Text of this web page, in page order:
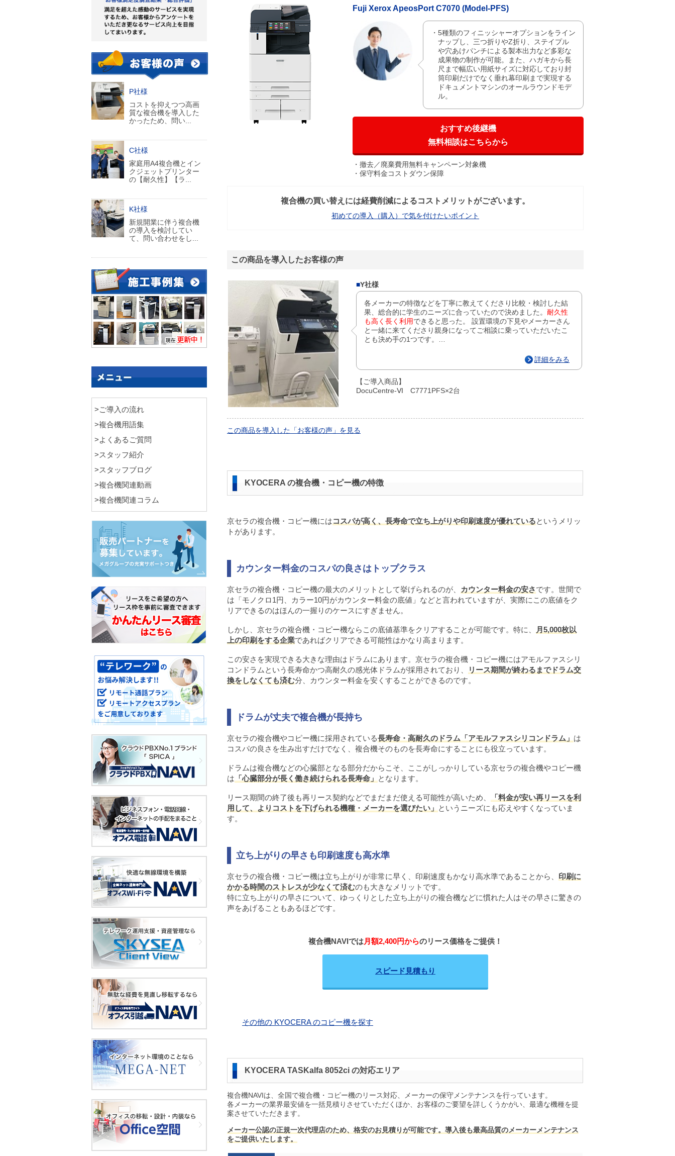
Fuji Xerox ApeosPort C7070 (Model-PFS)
5種類のフィニッシャーオプションをライン
ナップし、三つ折りやZ折り、ステイプル
や穴あけパンチによる製本出力など多彩な
成果物の制作が可能。また、ハガキから長
尺まで幅広い用紙サイズに対応しており封
筒印刷だけでなく垂れ幕印刷まで実現する
ドキュメントマシンのオールラウンドモデ
ル。
おすすめ後継機
無料相談はこちらから
撤去／廃棄費用無料キャンペーン対象機
保守料金コストダウン保障
複合機の買い替えには経費削減によるコストメリットがございます。
初めての導入（購入）で気を付けたいポイント
この商品を導入したお客様の声
■Y社様
各メーカーの特徴などを丁寧に教えてくださり比較・検討した結
果、総合的に学生のニーズに合っていたので決めました。 耐久性
も高く長く利用 できると思った。 設置環境の下見やメーカーさん
と一緒に来てくださり親身になってご相談に乗っていただいたこ
とも決め手の1つです。…
詳細をみる
【ご導入商品】
DocuCentre-Ⅵ C7771PFS×2台
この商品を導入した「お客様の声」を見る
KYOCERA の複合機・コピー機の特徴
京セラの複合機・コピー機にはコスパが高く、長寿命で立ち上がりや印刷速度が優れているというメリッ
トがあります。
カウンター料金のコスパの良さはトップクラス
京セラの複合機・コピー機の最大のメリットとして挙げられるのが、 カウンター料金の安さです。世間で
は「モノクロ1円、カラー10円がカウンター料金の底値」などと言われていますが、実際にこの底値をク
リアできるのはほんの一握りのケースにすぎません。
しかし、京セラの複合機・コピー機ならこの底値基準をクリアすることが可能です。特に、
月5,000枚以
上の印刷をする企業であればクリアできる可能性はかなり高まります。
この安さを実現できる大きな理由はドラムにあります。京セラの複合機・コピー機にはアモルファスシリ
コンドラムという長寿命かつ高耐久の感光体ドラムが採用されており、
リース期間が終わるまでドラム交
換をしなくても済む分、カウンター料金を安くすることができるのです。
ドラムが丈夫で複合機が長持ち
京セラの複合機やコピー機に採用されている長寿命・高耐久のドラム「アモルファスシリコンドラム」 は
コスパの良さを生み出すだけでなく、複合機そのものを長寿命にすることにも役立っています。
ドラムは複合機などの心臓部となる部分だからこそ、ここがしっかりしている京セラの複合機やコピー機
は 「心臓部分が長く働き続けられる長寿命」 となります。
リース期間の終了後も再リース契約などでまだまだ使える可能性が高いため、
「料金が安い再リースを利
用して、よりコストを下げられる機種・メーカーを選びたい」 というニーズにも応えやすくなっていま
す。
立ち上がりの早さも印刷速度も高水準
京セラの複合機・コピー機は立ち上がりが非常に早く、印刷速度もかなり高水準であることから、 印刷に
かかる時間のストレスが少なくて済むのも大きなメリットです。
特に立ち上がりの早さについて、ゆっくりとした立ち上がりの複合機などに慣れた人はその早さに驚きの
声をあげることもあるほどです。
複合機NAVIでは月額2,400円からのリース価格をご提供！
スピード見積もり
その他の KYOCERA のコピー機を探す
KYOCERA TASKalfa 8052ci の対応エリア
複合機NAVIは、全国で複合機・コピー機のリース対応、メーカーの保守メンテナンスを行っています。
各メーカーの業界最安値を一括見積りさせていただくほか、お客様のご要望を詳しくうかがい、最適な機種を提
案させていただきます。
メーカー公認の正規一次代理店のため、格安のお見積りが可能です。導入後も最高品質のメーカーメンテナンス
をご提供いたします。
P社様
コストを抑えつつ高画
質な複合機を導入した
かったため、問い...
C社様
家庭用A4複合機とイン
クジェットプリンター
の【耐久性】【ラ...
K社様
新規開業に伴う複合機
の導入を検討してい
て、問い合わせをし...
>ご導入の流れ
>複合機用語集
>よくあるご質問
>スタッフ紹介
>スタッフブログ
>複合機関連動画
>複合機関連コラム